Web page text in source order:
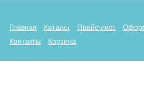
Главная Каталог Прайс-лист
Контакты
Корзина